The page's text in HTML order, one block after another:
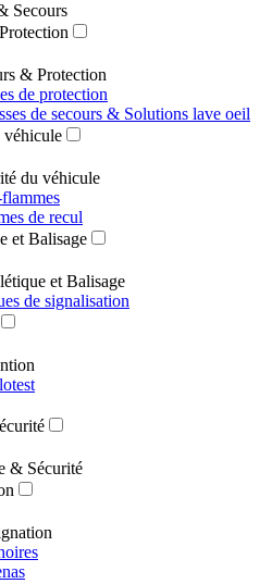
Secours
& Protection
de protection
de secours & Solutions lave oeil
véhicule
du véhicule
de recul
et Balisage
et Balisage
de signalisation
& Sécurité